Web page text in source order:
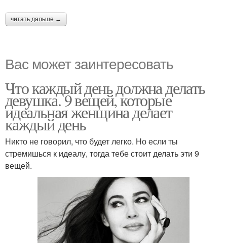
читать дальше →
Вас может заинтересовать
Что каждый день должна делать
девушка. 9 вещей, которые
идеальная женщина делает
каждый день
Никто не говорил, что будет легко. Но если ты
стремишься к идеалу, тогда тебе стоит делать эти 9
вещей.